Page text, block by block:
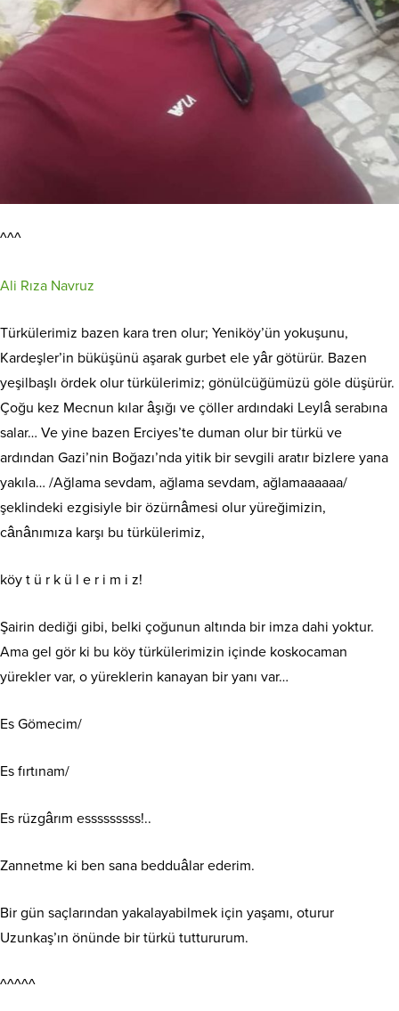
^^^
Ali Rıza Navruz
Türkülerimiz bazen kara tren olur; Yeniköy’ün yokuşunu,
Kardeşler’in büküşünü aşarak gurbet ele yâr götürür. Bazen
yeşilbaşlı ördek olur türkülerimiz; gönülcüğümüzü göle düşürür.
Çoğu kez Mecnun kılar âşığı ve çöller ardındaki Leylâ serabına
salar… Ve yine bazen Erciyes’te duman olur bir türkü ve
ardından Gazi’nin Boğazı’nda yitik bir sevgili aratır bizlere yana
yakıla… /Ağlama sevdam, ağlama sevdam, ağlamaaaaaa/
şeklindeki ezgisiyle bir özürnâmesi olur yüreğimizin,
cânânımıza karşı bu türkülerimiz,
köy t ü r k ü l e r i m i z!
Şairin dediği gibi, belki çoğunun altında bir imza dahi yoktur.
Ama gel gör ki bu köy türkülerimizin içinde koskocaman
yürekler var, o yüreklerin kanayan bir yanı var…
Es Gömecim/
Es fırtınam/
Es rüzgârım esssssssss!..
Zannetme ki ben sana bedduâlar ederim.
Bir gün saçlarından yakalayabilmek için yaşamı, oturur
Uzunkaş’ın önünde bir türkü tuttururum.
^^^^^